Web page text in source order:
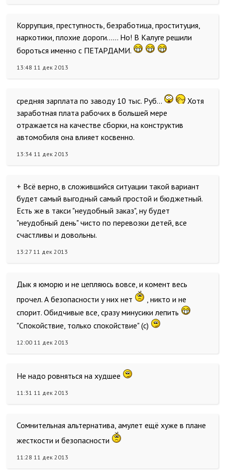
Коррупция, преступность, безработица, проституция,
наркотики, плохие дороги...... Но! В Калуге решили
бороться именно с ПЕТАРДАМИ.
13:48 11 дек 2013
средняя зарплата по заводу 10 тыс. Руб...
Хотя
заработная плата рабочих в большей мере
отражается на качестве сборки, на конструктив
автомобиля она влияет косвенно.
13:34 11 дек 2013
+ Всё верно, в сложившийся ситуации такой вариант
будет самый выгодный самый простой и бюджетный.
Есть же в такси "неудобный заказ", ну будет
"неудобный день" чисто по перевозки детей, все
счастливы и довольны.
13:27 11 дек 2013
Дык я юморю и не цепляюсь вовсе, и комент весь
прочел. А безопасности у них нет
, никто и не
спорит. Обидчивые все, сразу минусики лепить
"Спокойствие, только спокойствие" (с)
12:00 11 дек 2013
Не надо ровняться на худшее
11:31 11 дек 2013
Сомнительная альтернатива, амулет ещё хуже в плане
жесткости и безопасности
11:28 11 дек 2013